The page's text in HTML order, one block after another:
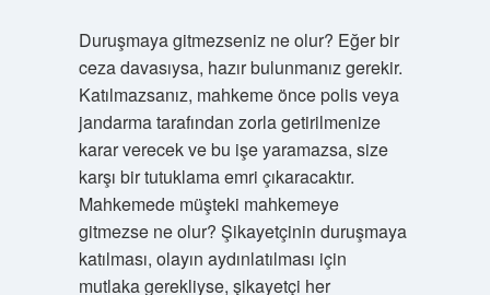
Duruşmaya gitmezseniz ne olur? Eğer bir
ceza davasıysa, hazır bulunmanız gerekir.
Katılmazsanız, mahkeme önce polis veya
jandarma tarafından zorla getirilmenize
karar verecek ve bu işe yaramazsa, size
karşı bir tutuklama emri çıkaracaktır.
Mahkemede müşteki mahkemeye
gitmezse ne olur? Şikayetçinin duruşmaya
katılması, olayın aydınlatılması için
mutlaka gerekliyse, şikayetçi her